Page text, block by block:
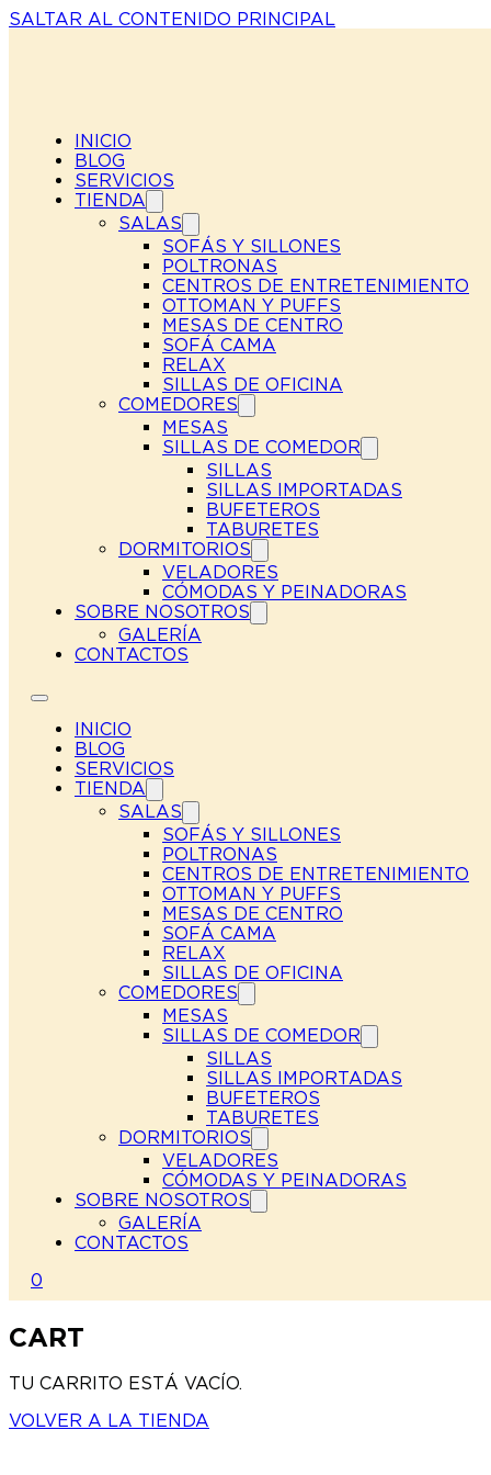
SALTAR AL CONTENIDO PRINCIPAL
INICIO
BLOG
SERVICIOS
TIENDA
SALAS
SOFÁS Y SILLONES
POLTRONAS
CENTROS DE ENTRETENIMIENTO
OTTOMAN Y PUFFS
MESAS DE CENTRO
SOFÁ CAMA
RELAX
SILLAS DE OFICINA
COMEDORES
MESAS
SILLAS DE COMEDOR
SILLAS
SILLAS IMPORTADAS
BUFETEROS
TABURETES
DORMITORIOS
VELADORES
CÓMODAS Y PEINADORAS
SOBRE NOSOTROS
GALERÍA
CONTACTOS
INICIO
BLOG
SERVICIOS
TIENDA
SALAS
SOFÁS Y SILLONES
POLTRONAS
CENTROS DE ENTRETENIMIENTO
OTTOMAN Y PUFFS
MESAS DE CENTRO
SOFÁ CAMA
RELAX
SILLAS DE OFICINA
COMEDORES
MESAS
SILLAS DE COMEDOR
SILLAS
SILLAS IMPORTADAS
BUFETEROS
TABURETES
DORMITORIOS
VELADORES
CÓMODAS Y PEINADORAS
SOBRE NOSOTROS
GALERÍA
CONTACTOS
0
CART
TU CARRITO ESTÁ VACÍO.
VOLVER A LA TIENDA